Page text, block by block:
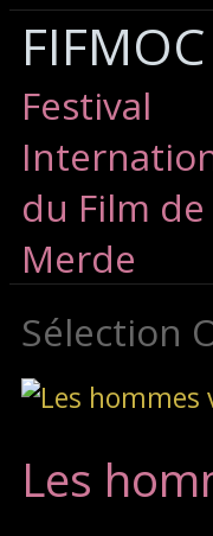
FIFMOC
Festival
du Film de
Merde
Sélection
Les